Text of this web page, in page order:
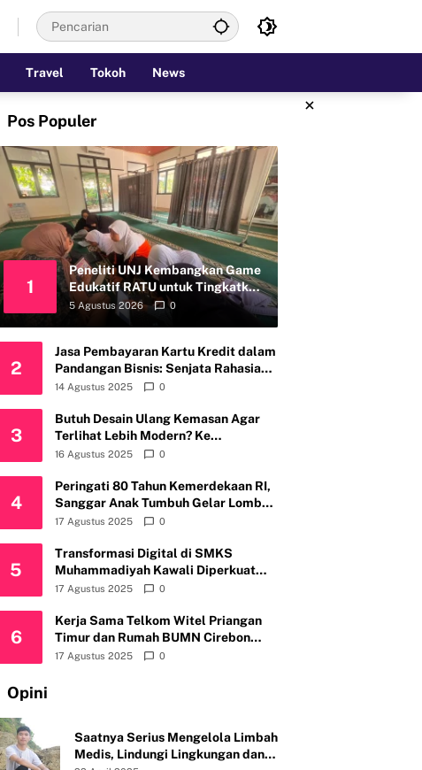
Travel Tokoh News
×
Pos Populer
1
Peneliti UNJ Kembangkan Game
Edukatif RATU untuk Tingkatkan
Kemandirian Perawatan Organ
Reproduksi Anak Hambatan
5 Agustus 2026 0
2
Jasa Pembayaran Kartu Kredit dalam
Pandangan Bisnis: Senjata Rahasia
atau Bom Waktu?
14 Agustus 2025 0
3
Butuh Desain Ulang Kemasan Agar
Terlihat Lebih Modern? Ke
Fruitylogic.com Aja
16 Agustus 2025 0
4
Peringati 80 Tahun Kemerdekaan RI,
Sanggar Anak Tumbuh Gelar Lomba
Mewarnai & Menggambar, Ajak Anak
17 Agustus 2025 0
5
Transformasi Digital di SMKS
Muhammadiyah Kawali Diperkuat
Telkom Witel Priangan Timur
17 Agustus 2025 0
6
Kerja Sama Telkom Witel Priangan
Timur dan Rumah BUMN Cirebon
Tingkatkan Daya Saing Usaha
17 Agustus 2025 0
Opini
Saatnya Serius Mengelola Limbah
Medis, Lindungi Lingkungan dan